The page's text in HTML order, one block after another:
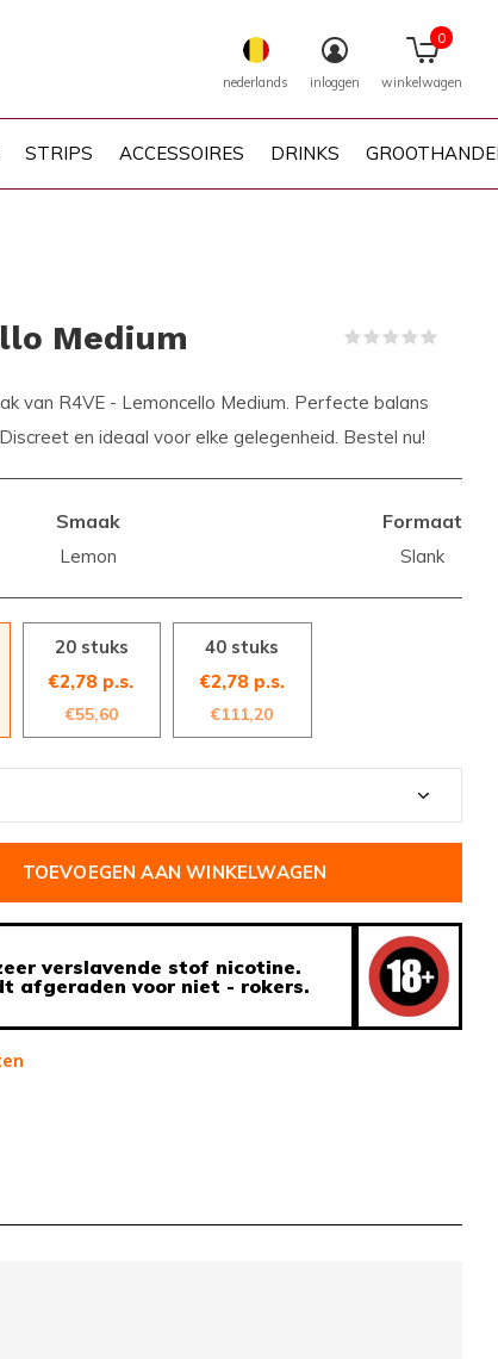
STRIPS ACCESSOIRES DRINKS
nederlands inloggen winkelwagen
0
Medium
van R4VE - Lemoncello Medium. Perfecte balans
en ideaal voor elke gelegenheid. Bestel nu!
Smaak
Lemon
Formaat
Slank
20 stuks
€2,78 p.s.
€55,60
40 stuks
€2,78 p.s.
€111,20
TOEVOEGEN AAN WINKELWAGEN
verslavende stof nicotine.
afgeraden voor niet - rokers.